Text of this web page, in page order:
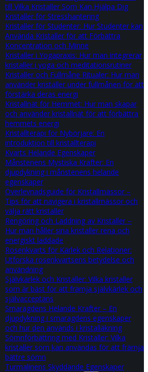
till Vilka Kristaller Som Kan Hjälpa Dig
Kristaller för Stresshantering
Kristaller för Studenter: Hur Studenter kan
Använda Kristaller för att Förbättra
Koncentration och Minne
Kristaller i Yogapraxis: Hur man integrerar
kristaller i yoga och meditationsrutiner
Kristaller och Fullmåne Ritualer: Hur man
använder kristaller under fullmånen för att
förstärka deras energi
Kristallnät för Hemmet: Hur man skapar
och använder kristallnät för att förbättra
hemmets energi
Kristallterapi för Nybörjare: En
introduktion till kristallterapi
Kvarts Helande Egenskaper
Månstenens Mystiska Krafter: En
djupdykning i månstenens helande
egenskaper
Överlevnadsguide för Kristallmässor –
Tips för att navigera i kristallmässor och
välja rätt kristaller
Rengöring och Laddning av Kristaller –
Hur man håller sina kristaller rena och
energiskt laddade
Rosenkvarts för Kärlek och Relationer:
Utforska rosenkvartsens betydelse och
användning
Självkärlek och Kristaller: Vilka kristaller
som är bäst för att främja självkärlek och
självacceptans
Smaragdens Helande Krafter – En
djupdykning i smaragdens egenskaper
och hur den används i kristalläkning
Sömnförbättring med Kristaller: Vilka
kristaller som kan användas för att främja
bättre sömn
Turmalinens Skyddande Egenskaper